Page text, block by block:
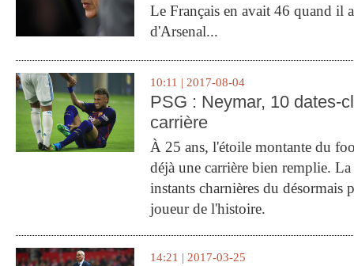
Le Français en avait 46 quand il
d'Arsenal...
10:11 | 2017-08-04
PSG : Neymar, 10 dates-
carrière
À 25 ans, l'étoile montante du
déjà une carrière bien remplie.
instants charnières du désormais
joueur de l'histoire.
14:21 | 2017-03-25